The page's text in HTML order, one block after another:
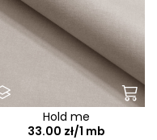
Hold me
33.00 zł/1 mb